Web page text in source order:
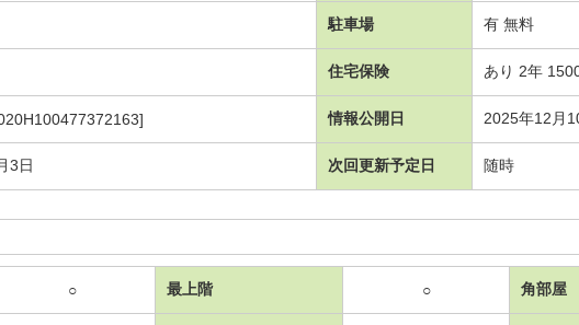
駐車場 有 無料
住宅保険 あり 2年
情報公開日 2025年12月
3日 次回更新予定日 随時
○ 最上階 ○ 角部屋